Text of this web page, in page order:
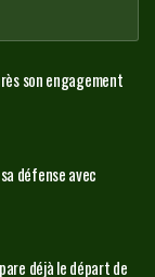
son engagement
défense avec
déjà le départ de